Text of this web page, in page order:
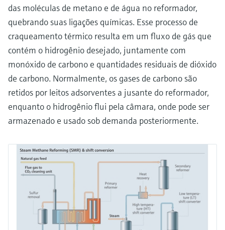
das moléculas de metano e de água no reformador,
quebrando suas ligações químicas. Esse processo de
craqueamento térmico resulta em um fluxo de gás que
contém o hidrogênio desejado, juntamente com
monóxido de carbono e quantidades residuais de dióxido
de carbono. Normalmente, os gases de carbono são
retidos por leitos adsorventes a jusante do reformador,
enquanto o hidrogênio flui pela câmara, onde pode ser
armazenado e usado sob demanda posteriormente.